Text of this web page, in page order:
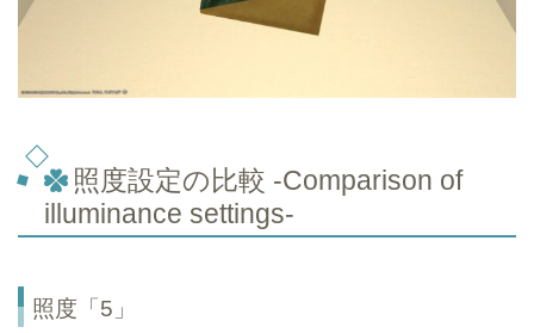
照度設定の比較 -Comparison of
illuminance settings-
照度「5」